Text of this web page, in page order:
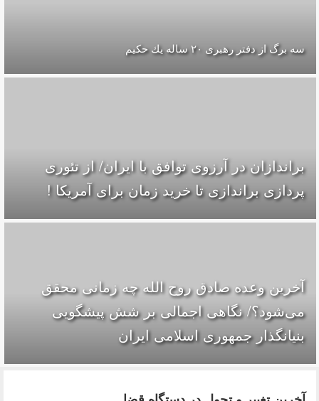
سه برگ از دفتر رهبرى ۲۰ ساله يك حكيم
براندازان در آرزوی توافق با ایران/ از تئوری
پردازی براندازی تا خرید زمان برای آمریکا !
آخرین وعده صادق روح الله چه زمانی محقق
می‌شود؟/ نگاهی اجمالی بر شش پیشگویی
بنیانگذار جمهوری اسلامی ایران